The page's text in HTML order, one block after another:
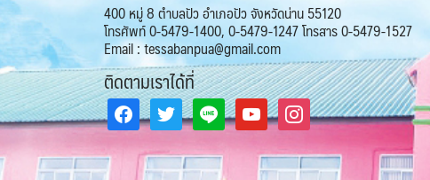
400 หมู่ 8 ตำบลปัว อำเภอปัว จังหวัดน่าน 55120
โทรศัพท์ 0-5479-1400, 0-5479-1247 โทรสาร 0-5479-1527
Email : tessabanpua@gmail.com
ติดตามเราได้ที่
facebooktwitter line youtubeinstagram